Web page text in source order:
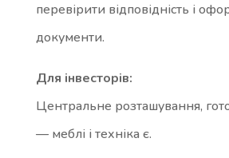
перевірити відповідність і
документи.
Для інвесторів:
Центральне розташування,
— меблі і техніка є.